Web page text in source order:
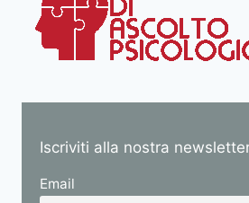
Iscriviti alla nostra
Email